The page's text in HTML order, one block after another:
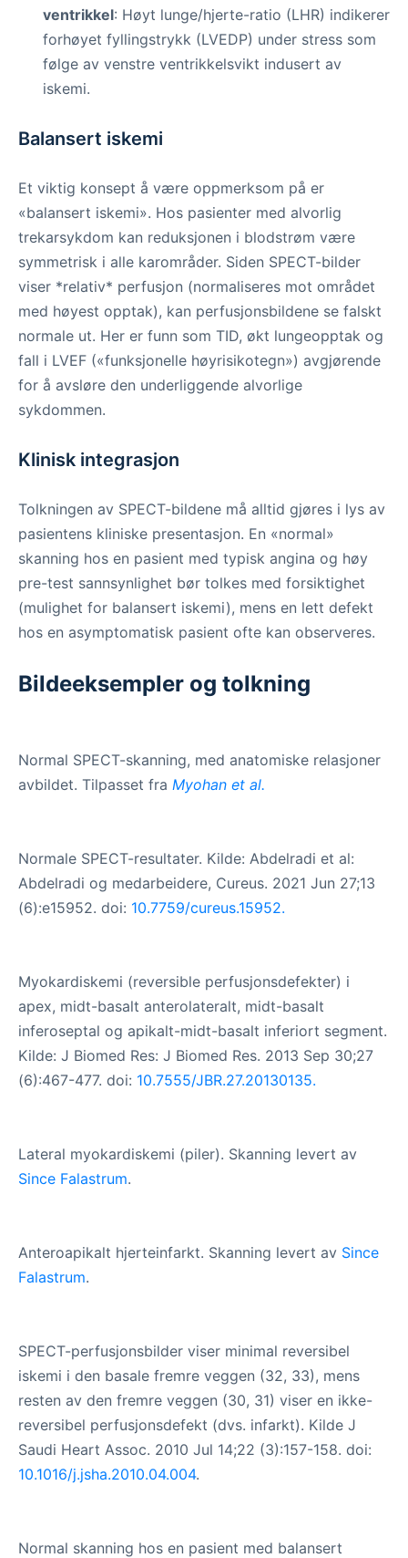
ventrikkel: Høyt lunge/hjerte-ratio (LHR) indikerer
forhøyet fyllingstrykk (LVEDP) under stress som
følge av venstre ventrikkelsvikt indusert av
iskemi.
Balansert iskemi
Et viktig konsept å være oppmerksom på er
«balansert iskemi». Hos pasienter med alvorlig
trekarsykdom kan reduksjonen i blodstrøm være
symmetrisk i alle karområder. Siden SPECT-bilder
viser *relativ* perfusjon (normaliseres mot området
med høyest opptak), kan perfusjonsbildene se falskt
normale ut. Her er funn som TID, økt lungeopptak og
fall i LVEF («funksjonelle høyrisikotegn») avgjørende
for å avsløre den underliggende alvorlige
sykdommen.
Klinisk integrasjon
Tolkningen av SPECT-bildene må alltid gjøres i lys av
pasientens kliniske presentasjon. En «normal»
skanning hos en pasient med typisk angina og høy
pre-test sannsynlighet bør tolkes med forsiktighet
(mulighet for balansert iskemi), mens en lett defekt
hos en asymptomatisk pasient ofte kan observeres.
Bildeeksempler og tolkning
Normal SPECT-skanning, med anatomiske relasjoner
avbildet. Tilpasset fra Myohan et al.
Normale SPECT-resultater. Kilde: Abdelradi et al:
Abdelradi og medarbeidere, Cureus. 2021 Jun 27;13
(6):e15952. doi: 10.7759/cureus.15952.
Myokardiskemi (reversible perfusjonsdefekter) i
apex, midt-basalt anterolateralt, midt-basalt
inferoseptal og apikalt-midt-basalt inferiort segment.
Kilde: J Biomed Res: J Biomed Res. 2013 Sep 30;27
(6):467-477. doi: 10.7555/JBR.27.20130135.
Lateral myokardiskemi (piler). Skanning levert av
Since Falastrum.
Anteroapikalt hjerteinfarkt. Skanning levert av Since
Falastrum.
SPECT-perfusjonsbilder viser minimal reversibel
iskemi i den basale fremre veggen (32, 33), mens
resten av den fremre veggen (30, 31) viser en ikke-
reversibel perfusjonsdefekt (dvs. infarkt). Kilde J
Saudi Heart Assoc. 2010 Jul 14;22 (3):157-158. doi:
10.1016/j.jsha.2010.04.004.
Normal skanning hos en pasient med balansert